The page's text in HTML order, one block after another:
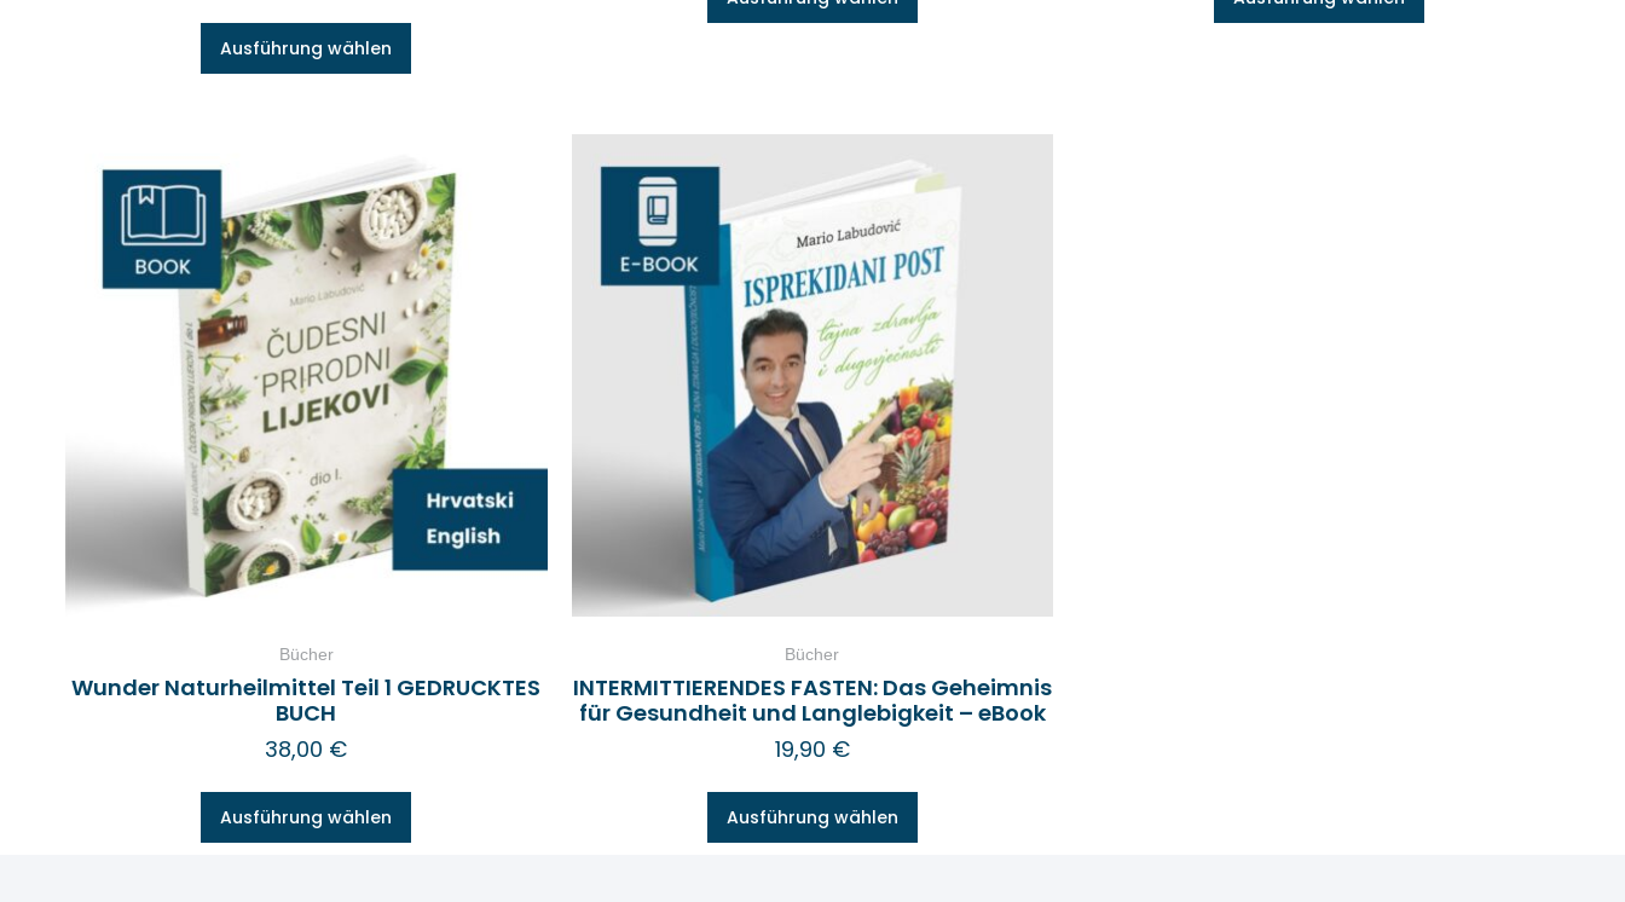
Ausführung wählen
Bücher
Wunder Naturheilmittel Teil 1 GEDRUCKTES
BUCH
38,00 €
Ausführung wählen
Bücher
INTERMITTIERENDES FASTEN: Das Geheimnis
für Gesundheit und Langlebigkeit – eBook
19,90 €
Ausführung wählen